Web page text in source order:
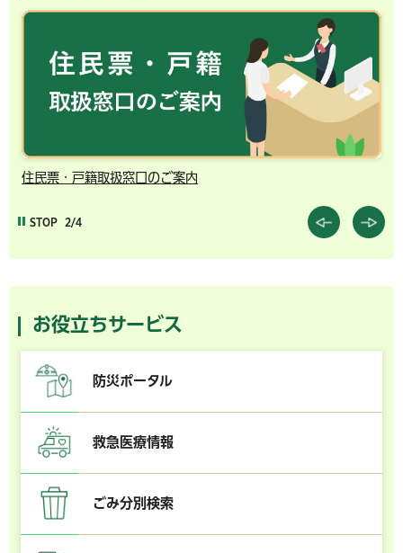
住民票・戸籍取扱窓口のご案内
STOP 2/4
お役立ちサービス
防災ポータル
救急医療情報
ごみ分別検索